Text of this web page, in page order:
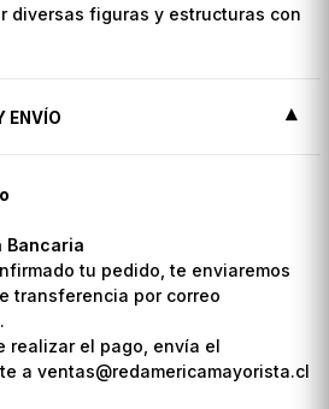
diversas figuras y estructuras con
ENVÍO
Bancaria
tu pedido, te enviaremos
transferencia por correo
realizar el pago, envía el
a ventas@redamericamayorista.cl